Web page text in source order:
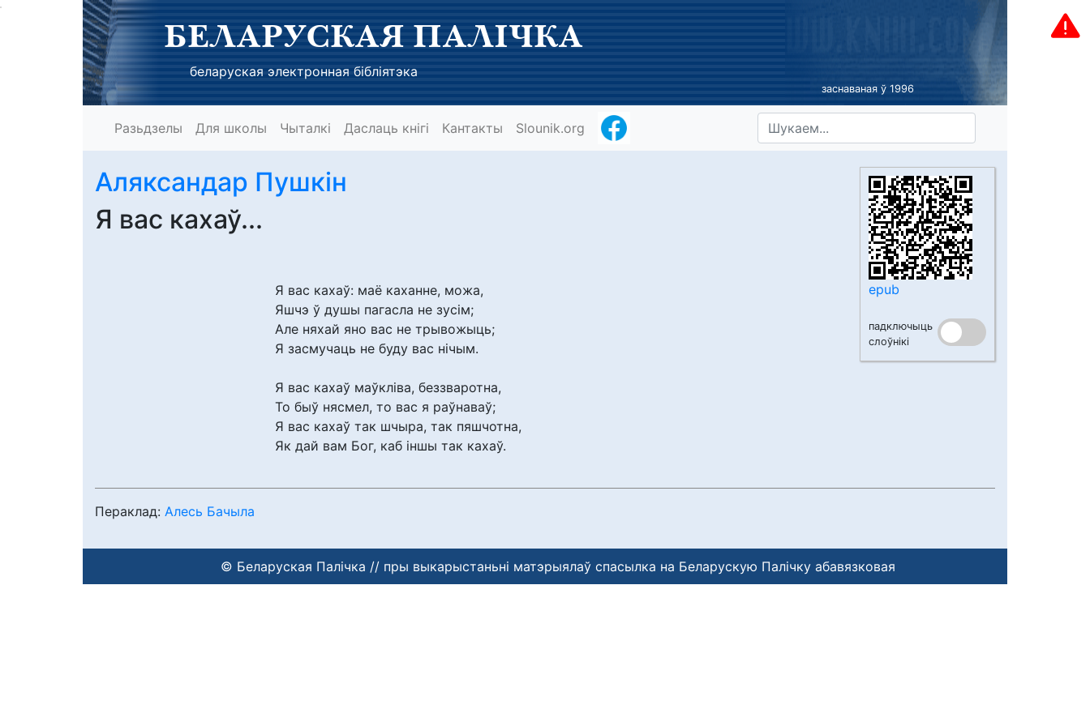
БЕЛАРУСКАЯ ПАЛІЧКА
беларуская электронная бібліятэка
заснаваная ў 1996
Разьдзелы Для школы Чыталкі Даслаць кнігі Кантакты Slounik.org
epub
падключыць
слоўнікі
Аляксандар Пушкін
Я вас кахаў...
Я вас кахаў: маё каханне, можа,
Яшчэ ў душы пагасла не зусім;
Але няхай яно вас не трывожыць;
Я засмучаць не буду вас нічым.
Я вас кахаў маўкліва, беззваротна,
То быў нясмел, то вас я раўнаваў;
Я вас кахаў так шчыра, так пяшчотна,
Як дай вам Бог, каб іншы так кахаў.
Пераклад: Алесь Бачыла
© Беларуская Палічка // пры выкарыстаньні матэрыялаў спасылка на Беларускую Палічку абавязковая